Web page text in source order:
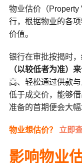
物业估价（Property
行，根据物业的各
价值。
银行在审批按揭时，
（以较低者为准）
高、轻松通过供款
低于成交价，能够
准备的首期便会大幅
物业想估价？ 立即
影响物业